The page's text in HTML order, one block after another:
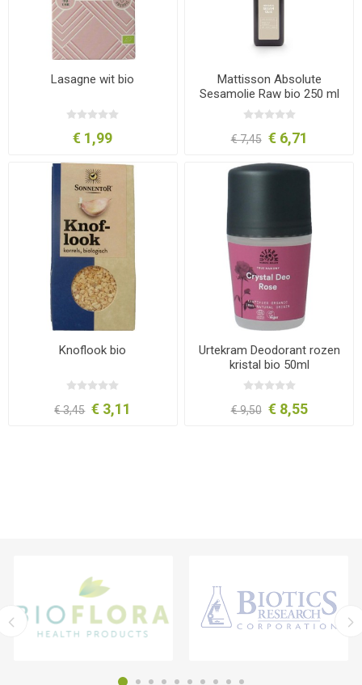
Lasagne wit bio
€ 1,99
Mattisson Absolute
Sesamolie Raw bio 250 ml
€ 7,45 € 6,71
Knoflook bio
€ 3,45 € 3,11
Urtekram Deodorant rozen
kristal bio 50ml
€ 9,50 € 8,55